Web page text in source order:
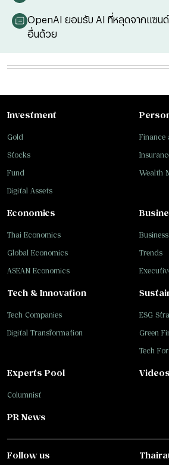
OpenAI ยอมรับ AI ที่หลุดจากแซน
อื่นด้วย
Investment
Gold
Stocks
Fund
Digital Assets
Finance
Wealth
Trends
Tech & Innovation
Tech Companies
Digital Transformation
ESG
Green
Tech
Economics
Thai Economics
Global Economics
ASEAN Economics
Experts Pool
Columnist
Videos
PR News
Follow us